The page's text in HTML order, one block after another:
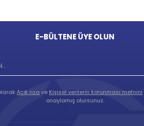
E-BÜLTENE ÜYE OLUN
Açık rıza ve Kişisel verilerin korunması metnini
onaylamış olursunuz.